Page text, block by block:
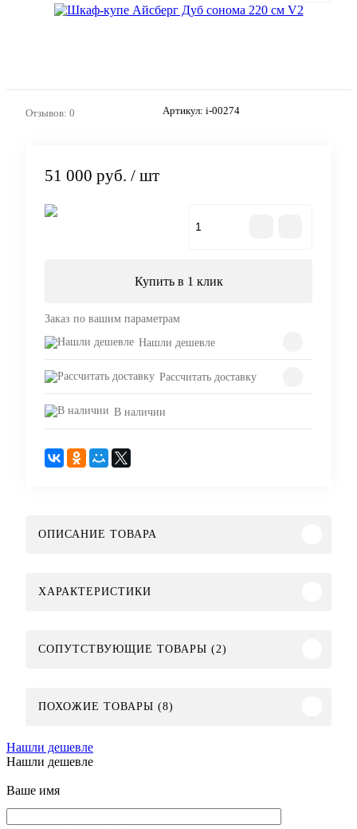
Отзывов: 0 Артикул: i-00274
51 000 руб. / шт
Купить в 1 клик
Заказ по вашим параметрам
Нашли дешевле
Рассчитать доставку
В наличии
ОПИСАНИЕ ТОВАРА
ХАРАКТЕРИСТИКИ
СОПУТСТВУЮЩИЕ ТОВАРЫ (2)
ПОХОЖИЕ ТОВАРЫ (8)
Нашли дешевле
Нашли дешевле
Ваше имя